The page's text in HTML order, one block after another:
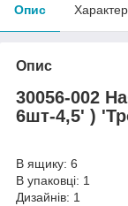
Опис
Опис
30056-002
6шт-4,5' )
В ящику: 6
В упаковці: 1
Дизайнів: 1